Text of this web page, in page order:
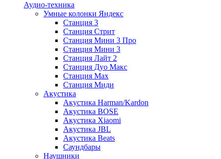
Аудио-техника
Умные колонки Яндекс
Станция 3
Станция Стрит
Станция Мини 3 Про
Станция Мини 3
Станция Лайт 2
Станция Дуо Макс
Станция Max
Станция Миди
Акустика
Акустика Harman/Kardon
Акустика BOSE
Акустика Xiaomi
Акустика JBL
Акустика Beats
Саундбары
Наушники